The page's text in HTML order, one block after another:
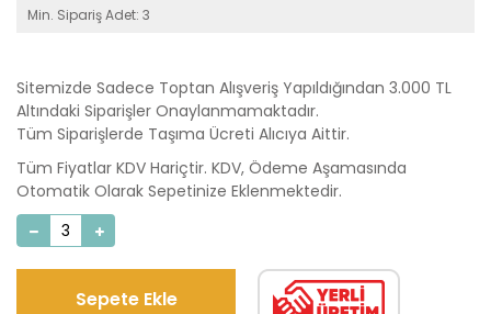
Min. Sipariş Adet: 3
Sitemizde Sadece Toptan Alışveriş Yapıldığından 3.000 TL
Altındaki Siparişler Onaylanmamaktadır.
Tüm Siparişlerde Taşıma Ücreti Alıcıya Aittir.
Tüm Fiyatlar KDV Hariçtir. KDV, Ödeme Aşamasında
Otomatik Olarak Sepetinize Eklenmektedir.
Sepete Ekle